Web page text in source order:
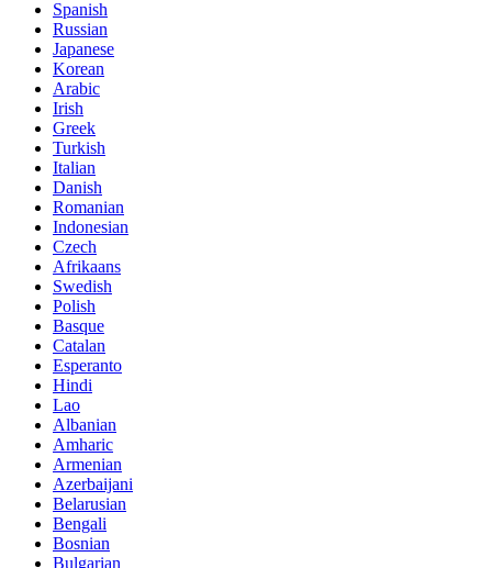
Spanish
Russian
Japanese
Korean
Arabic
Irish
Greek
Turkish
Italian
Danish
Romanian
Indonesian
Czech
Afrikaans
Swedish
Polish
Basque
Catalan
Esperanto
Hindi
Lao
Albanian
Amharic
Armenian
Azerbaijani
Belarusian
Bengali
Bosnian
Bulgarian